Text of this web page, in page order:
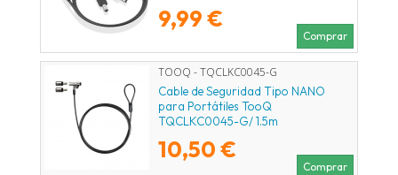
9,99 €
Comprar
TOOQ - TQCLKC0045-G
Cable de Seguridad Tipo NANO
para Portátiles TooQ
TQCLKC0045-G/ 1.5m
10,50 €
Comprar